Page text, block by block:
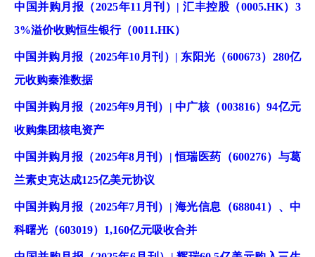
中国并购月报（2025年11月刊）| 汇丰控股（0005.HK）3
3%溢价收购恒生银行（0011.HK）
中国并购月报（2025年10月刊）| 东阳光（600673）280亿
元收购秦淮数据
中国并购月报（2025年9月刊）| 中广核（003816）94亿元
收购集团核电资产
中国并购月报（2025年8月刊）| 恒瑞医药（600276）与葛
兰素史克达成125亿美元协议
中国并购月报（2025年7月刊）| 海光信息（688041）、中
科曙光（603019）1,160亿元吸收合并